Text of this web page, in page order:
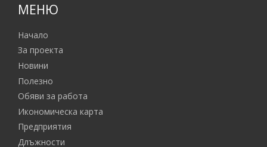
МЕНЮ
Начало
За проекта
Новини
Полезно
Обяви за работа
Икономическа карта
Предприятия
Длъжности